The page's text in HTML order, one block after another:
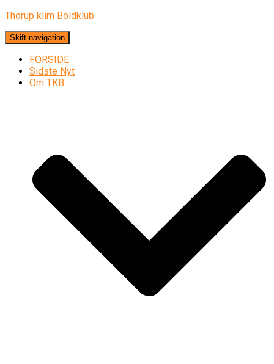
Thorup klim Boldklub
Skift navigation
FORSIDE
Sidste Nyt
Om TKB